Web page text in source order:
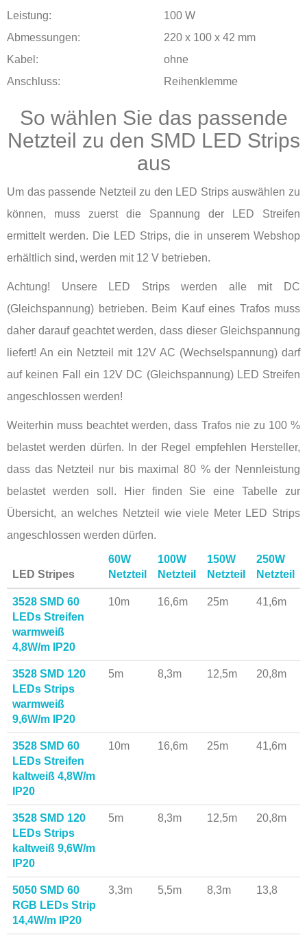
Leistung:
100 W
Abmessungen:
220 x 100 x 42 mm
Kabel:
ohne
Anschluss:
Reihenklemme
So wählen Sie das passende
Netzteil zu den SMD LED Strips
aus
Um das passende Netzteil zu den LED Strips auswählen zu
können, muss zuerst die Spannung der LED Streifen
ermittelt werden. Die LED Strips, die in unserem Webshop
erhältlich sind, werden mit 12 V betrieben.
Achtung! Unsere LED Strips werden alle mit DC
(Gleichspannung) betrieben. Beim Kauf eines Trafos muss
daher darauf geachtet werden, dass dieser Gleichspannung
liefert! An ein Netzteil mit 12V AC (Wechselspannung) darf
auf keinen Fall ein 12V DC (Gleichspannung) LED Streifen
angeschlossen werden!
Weiterhin muss beachtet werden, dass Trafos nie zu 100 %
belastet werden dürfen. In der Regel empfehlen Hersteller,
dass das Netzteil nur bis maximal 80 % der Nennleistung
belastet werden soll. Hier finden Sie eine Tabelle zur
Übersicht, an welches Netzteil wie viele Meter LED Strips
angeschlossen werden dürfen.
LED Stripes
60W
Netzteil
100W
Netzteil
150W
Netzteil
250W
Netzteil
3528 SMD 60
LEDs Streifen
warmweiß
4,8W/m IP20
10m 16,6m 25m 41,6m
3528 SMD 120
LEDs Strips
warmweiß
9,6W/m IP20
5m 8,3m 12,5m 20,8m
3528 SMD 60
LEDs Streifen
kaltweiß 4,8W/m
IP20
10m 16,6m 25m 41,6m
3528 SMD 120
LEDs Strips
kaltweiß 9,6W/m
IP20
5m 8,3m 12,5m 20,8m
5050 SMD 60
RGB LEDs Strip
14,4W/m IP20
3,3m 5,5m 8,3m 13,8